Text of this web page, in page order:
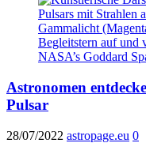
Astronomen
Pulsar
28/07/2022 astropage.eu 0